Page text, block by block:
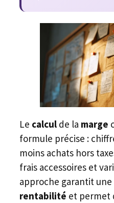
Le calcul de la marge
formule précise :
moins achats hors
frais accessoires et
approche garantit une
rentabilité et permet